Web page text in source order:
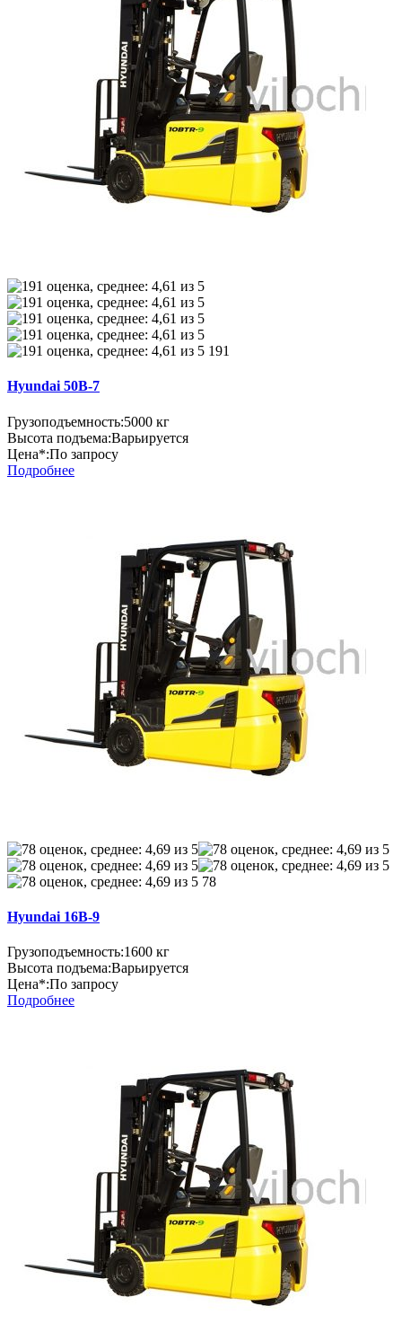
191
Hyundai 50B-7
Грузоподъемность:5000 кг
Высота подъема:Варьируется
Цена*:По запросу
Подробнее
78
Hyundai 16B-9
Грузоподъемность:1600 кг
Высота подъема:Варьируется
Цена*:По запросу
Подробнее